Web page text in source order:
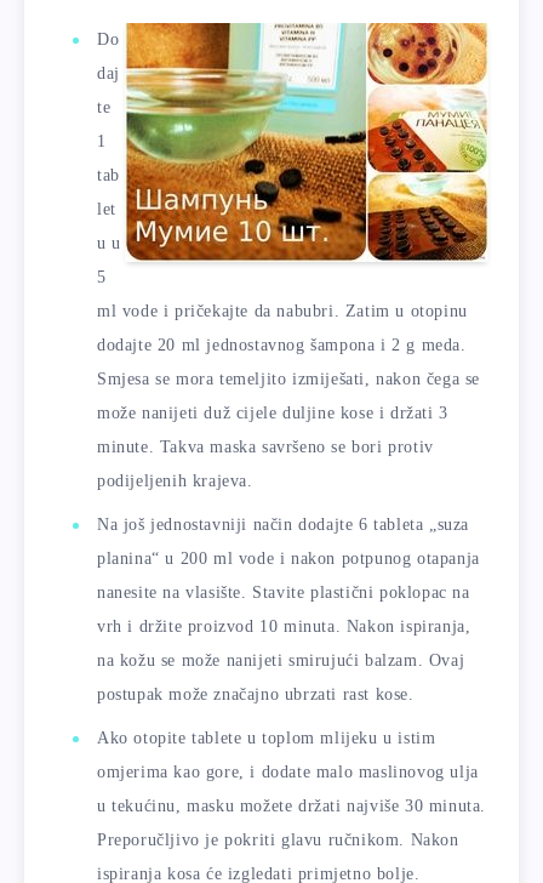
Do
daj
te
1
tab
let
u u
5
ml vode i pričekajte da nabubri. Zatim u otopinu
dodajte 20 ml jednostavnog šampona i 2 g meda.
Smjesa se mora temeljito izmiješati, nakon čega se
može nanijeti duž cijele duljine kose i držati 3
minute. Takva maska ​​savršeno se bori protiv
podijeljenih krajeva.
Na još jednostavniji način dodajte 6 tableta „suza
planina“ u 200 ml vode i nakon potpunog otapanja
nanesite na vlasište. Stavite plastični poklopac na
vrh i držite proizvod 10 minuta. Nakon ispiranja,
na kožu se može nanijeti smirujući balzam. Ovaj
postupak može značajno ubrzati rast kose.
Ako otopite tablete u toplom mlijeku u istim
omjerima kao gore, i dodate malo maslinovog ulja
u tekućinu, masku možete držati najviše 30 minuta.
Preporučljivo je pokriti glavu ručnikom. Nakon
ispiranja kosa će izgledati primjetno bolje.